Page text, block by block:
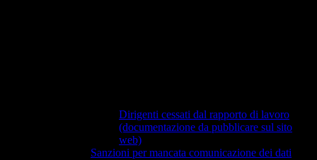
Dirigenti cessati dal rapporto di lavoro
(documentazione da pubblicare sul sito
web)
Sanzioni per mancata comunicazione dei dati